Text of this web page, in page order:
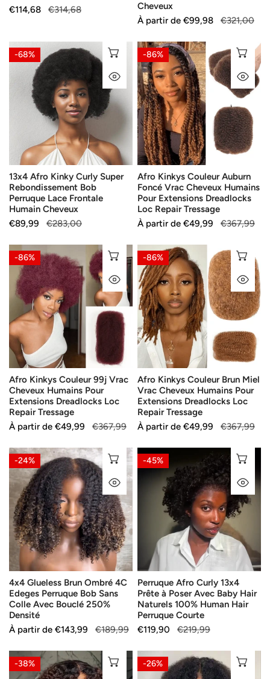
Prix
€114,68
Prix
€314,68
Cheveux
Prix
vente
À partir de €99,98
Prix
€321,00
13x4
Afro
Curly
Rebondissement
Perruque
Lace
Frontale
Humain
Cheveux
-68% AJOUTER AU PANIER
APERÇU RAPIDE
13x4 Afro Kinky Curly Super
Rebondissement Bob
Perruque Lace Frontale
Humain Cheveux
Prix
vente
€89,99
Prix
€283,00
Afro
Kinkys
Couleur
Auburn
Foncé
Vrac
Cheveux
Humains
Pour
Extensions
Dreadlocks
Loc
Repair
-86%
Afro Kinkys Couleur Auburn
Foncé Vrac Cheveux Humains
Pour Extensions Dreadlocks
Loc Repair Tressage
Prix
vente
À partir de €49,99
Prix
€367,99
Afro
Kinkys
Couleur
99j
Vrac
Cheveux
Humains
Pour
Extensions
Dreadlocks
Loc
Repair
Tressage
-86% SÉLECTIONNEZ LES OPTIONS
APERÇU RAPIDE
Afro Kinkys Couleur 99j Vrac
Cheveux Humains Pour
Extensions Dreadlocks Loc
Repair Tressage
Prix
vente
À partir de €49,99
Prix
€367,99
Afro
Kinkys
Couleur
Brun
Miel
Vrac
Cheveux
Humains
Pour
Extensions
Dreadlocks
Loc
Repair
-86%
Afro Kinkys Couleur Brun Miel
Vrac Cheveux Humains Pour
Extensions Dreadlocks Loc
Repair Tressage
Prix
vente
À partir de €49,99
Prix
€367,99
4x4
Glueless
Brun
Ombré
4C
Edeges
Perruque
Sans
Colle
Avec
Bouclé
250%
-24% SÉLECTIONNEZ LES OPTIONS
APERÇU RAPIDE
4x4 Glueless Brun Ombré 4C
Edeges Perruque Bob Sans
Colle Avec Bouclé 250%
Densité
Prix
vente
À partir de €143,99
Prix
€189,99
Perruque
Afro
Curly
Poser
Avec
Baby
Hair
Naturels
100%
Human
Perruque
Courte
-45%
Perruque Afro Curly 13x4
Prête à Poser Avec Baby Hair
Naturels 100% Human Hair
Perruque Courte
Prix
vente
€119,90
Prix
€219,99
Perruque
Ombré
-38% SÉLECTIONNEZ LES OPTIONS
Perruque
Bob
-26%